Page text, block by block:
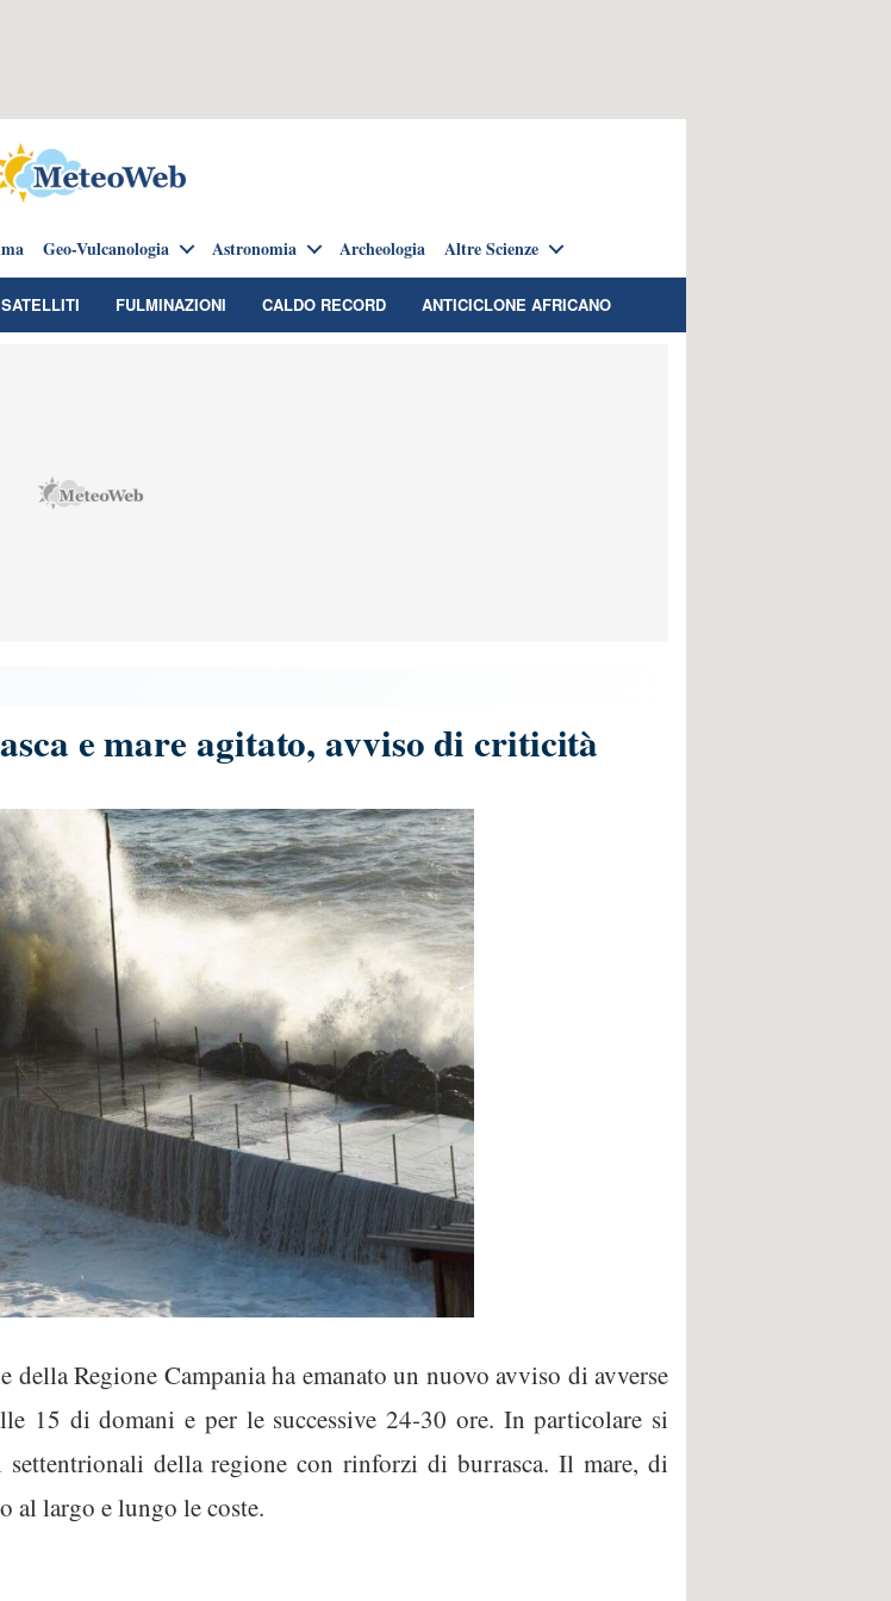
Geo-Vulcanologia Astronomia Archeologia Altre Scienze
SATELLITI FULMINAZIONI CALDO RECORD ANTICICLONE AFRICANO
e mare agitato, avviso di criticità
della Regione Campania ha emanato un nuovo avviso di avverse
15 di domani e per le successive 24-30 ore. In particolare si
della regione con rinforzi di burrasca. Il mare, di
al largo e lungo le coste.